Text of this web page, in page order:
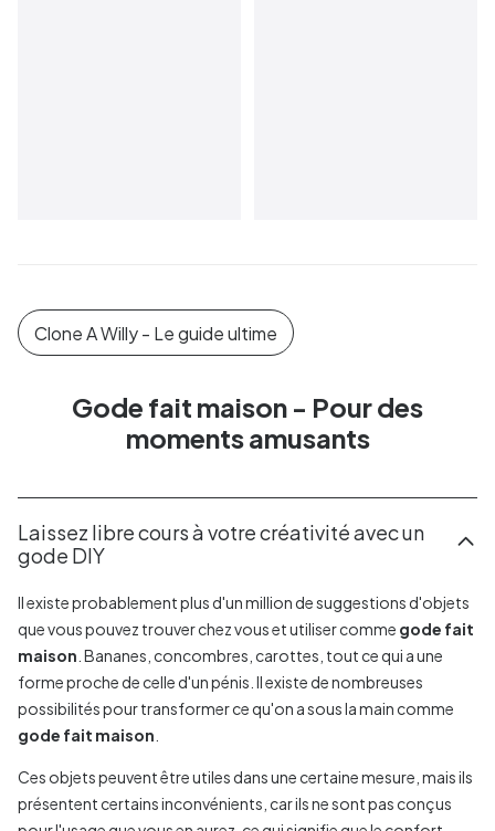
Clone A Willy - Le guide ultime
Gode fait maison - Pour des
moments amusants
Laissez libre cours à votre créativité avec un
gode DIY
Il existe probablement plus d'un million de suggestions d'objets
que vous pouvez trouver chez vous et utiliser comme gode fait
maison . Bananes, concombres, carottes, tout ce qui a une
forme proche de celle d'un pénis. Il existe de nombreuses
possibilités pour transformer ce qu'on a sous la main comme
gode fait maison
Ces objets peuvent être utiles dans une certaine mesure, mais ils
présentent certains inconvénients, car ils ne sont pas conçus